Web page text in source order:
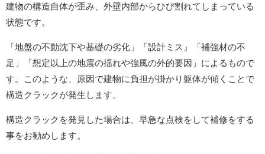
建物の構造自体が歪み、外壁内部からひび割れてしまっている
状態です。
「地盤の不動沈下や基礎の劣化」「設計ミス』「補強材の不
足」「想定以上の地震の揺れや強風の外的要因」によるもので
す。このような、原因で建物に負担が掛かり躯体が傾くことで
構造クラックが発生します。
構造クラックを発見した場合は、早急な点検をして補修をする
事をお勧めします。